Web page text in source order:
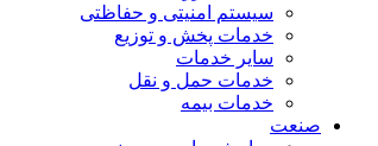
سیستم امنیتی و حفاظتی
خدمات پخش و توزیع
سایر خدمات
خدمات حمل و نقل
خدمات بیمه
صنعت